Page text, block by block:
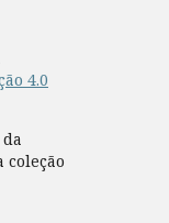
4.0
coleção